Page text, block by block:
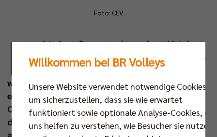
Foto: CEV
E s ist eines dieser ganz besonderen Matches,
für das wieder Fans aus ganz Deutschland in
den Berliner Volleyballtempel strömen
werden. Am Mittwoch (20. Dez um 19.30 Uhr)
empfangen die BR Volleys den Tabellenführer der
Champions-League-Gruppe C, Halkbank Ankara. Mit
dem türkischen Spitzenverein kommen zwei der
allergrößten Namen des internationalen Volleyball-
Willkommen bei BR Volleys
Unsere Website verwendet notwendige Cookies,
um sicherzustellen, dass sie wie erwartet
funktioniert sowie optionale Analyse-Cookies, die
uns helfen zu verstehen, wie Besucher sie nutzen,